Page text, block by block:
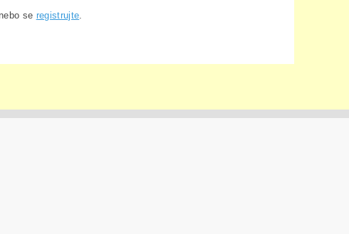
nebo se registrujte.